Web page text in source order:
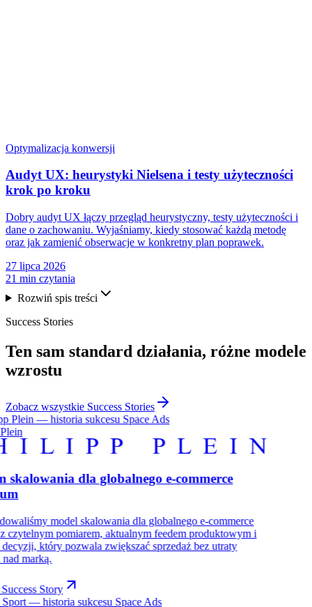
Optymalizacja konwersji
Audyt UX: heurystyki Nielsena i testy użyteczności
krok po kroku
Dobry audyt UX łączy przegląd heurystyczny, testy użyteczności i
dane o zachowaniu. Wyjaśniamy, kiedy stosować każdą metodę
oraz jak zamienić obserwacje w konkretny plan poprawek.
27 lipca 2026
21 min czytania
Rozwiń spis treści
Success Stories
Ten sam standard działania, różne modele
wzrostu
Zobacz wszystkie Success Stories
skalowania dla globalnego e-commerce
model skalowania dla globalnego e-commerce
czytelnym pomiarem, aktualnym feedem produktowym i
który pozwala zwiększać sprzedaż bez utraty
marką.
Story